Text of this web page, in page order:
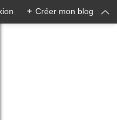
+ Créer mon blog